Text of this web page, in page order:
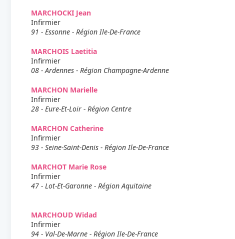
MARCHOCKI Jean
Infirmier
91 - Essonne - Région Ile-De-France
MARCHOIS Laetitia
Infirmier
08 - Ardennes - Région Champagne-Ardenne
MARCHON Marielle
Infirmier
28 - Eure-Et-Loir - Région Centre
MARCHON Catherine
Infirmier
93 - Seine-Saint-Denis - Région Ile-De-France
MARCHOT Marie Rose
Infirmier
47 - Lot-Et-Garonne - Région Aquitaine
MARCHOUD Widad
Infirmier
94 - Val-De-Marne - Région Ile-De-France